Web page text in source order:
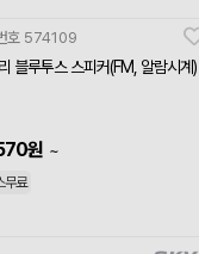
호 574109
블루투스 스피커(FM, 알람시계)
원 ~
무료